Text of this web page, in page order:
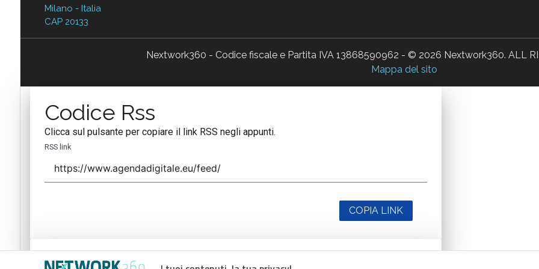
Milano - Italia
CAP 20133
Nextwork360 - Codice fiscale e Partita IVA 13868590962 - © 2026 Nextwork360. ALL
Mappa del sito
Codice Rss
Clicca sul pulsante per copiare il link RSS negli appunti.
RSS link
COPIA LINK